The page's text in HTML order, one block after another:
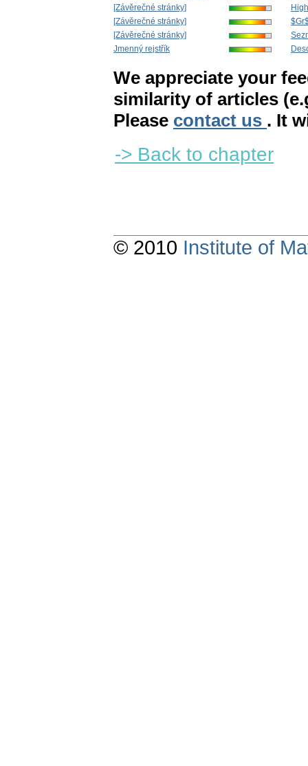
[Závěrečné stránky]
[Závěrečné stránky]
[Závěrečné stránky]
Jmenný rejstřík
We appreciate your
similarity of articles
Please contact us . It
-> Back to chapter
© 2010 Institute of